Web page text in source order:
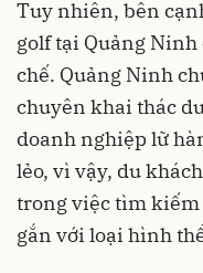
Tuy nhiên, bên
golf tại Quảng
chế. Quảng Ninh
chuyên khai thác
doanh nghiệp lữ
lẻo, vì vậy, du
trong việc tìm
gắn với loại hình